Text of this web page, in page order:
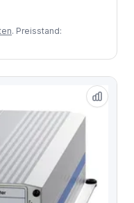
. Preisstand: